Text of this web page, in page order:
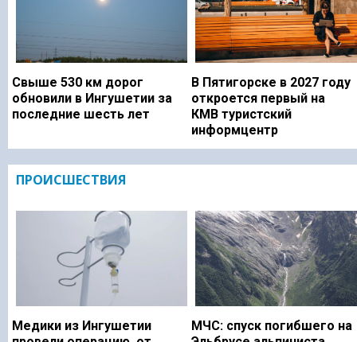
Свыше 530 км дорог
обновили в Ингушетии за
последние шесть лет
В Пятигорске в 2027 году
откроется первый на
КМВ туристский
информцентр
ПРОИСШЕСТВИЯ
Медики из Ингушетии
МЧС: спуск погибшего на